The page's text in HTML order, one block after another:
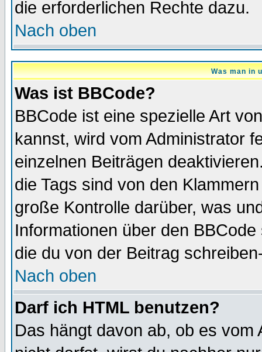
die erforderlichen Rechte dazu.
Nach oben
Was man in
Was ist BBCode?
BBCode ist eine spezielle Art
kannst, wird vom Administrator
einzelnen Beiträgen
die Tags sind von den
große Kontrolle darüber, was
Informationen über den
die du von der Beitrag
Nach oben
Darf ich HTML benutzen?
Das hängt davon ab, ob es